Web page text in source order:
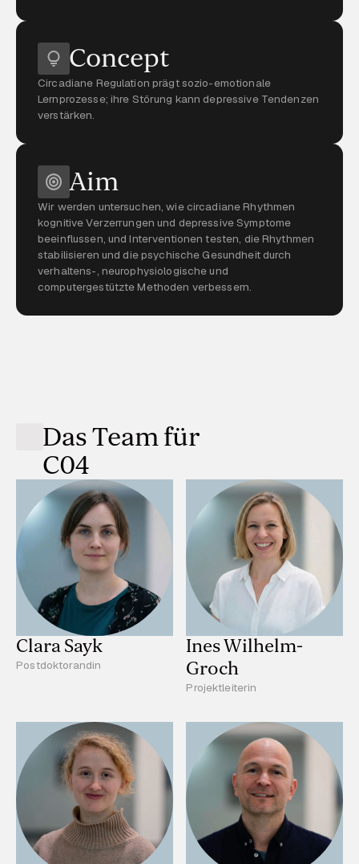
Concept
Circadiane Regulation prägt sozio-emotionale
Lernprozesse; ihre Störung kann depressive Tendenzen
verstärken.
Aim
Wir werden untersuchen, wie circadiane Rhythmen
kognitive Verzerrungen und depressive Symptome
beeinflussen, und Interventionen testen, die Rhythmen
stabilisieren und die psychische Gesundheit durch
verhaltens-, neurophysiologische und
computergestützte Methoden verbessern.
Das Team für
C04
Clara Sayk
Postdoktorandin
Ines Wilhelm-
Groch
Projektleiterin